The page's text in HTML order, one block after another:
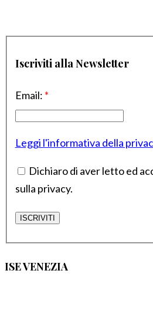
Iscriviti alla Newsletter
Email: *
Leggi l'informativa della
Dichiaro di aver letto ed
sulla privacy.
ISE VENEZIA